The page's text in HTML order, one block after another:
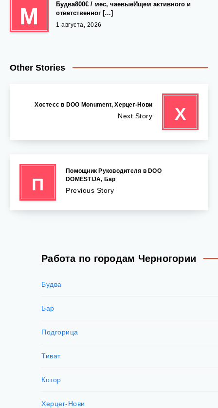
М
Будва800€ / мес, чаевыеИщем активного и
ответственног […]
1 августа, 2026
Other Stories
Х
Хостесс в DOO Monument, Херцег-Нови
Next Story
П
Помощник Руководителя в DOO
DOMESTIJA, Бар
Previous Story
Работа по городам Черногории
Будва
Бар
Подгорица
Тиват
Котор
Херцег-Нови